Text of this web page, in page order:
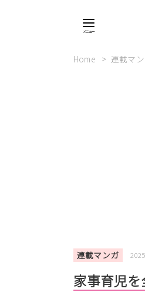
Home 連載マ
連載マンガ
家事育児